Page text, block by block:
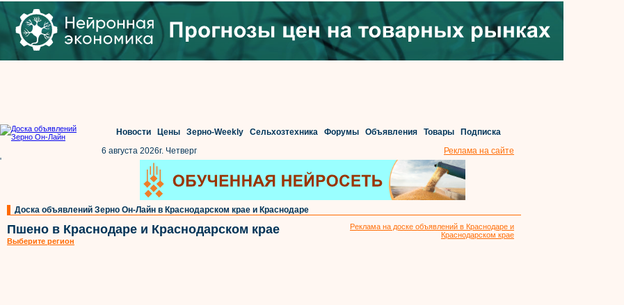
Новости Цены Зерно-Weekly Сельхозтехника Форумы Объявления Товары
Подписка
6 августа 2026г. Четверг
Реклама на сайте
'
Доска объявлений Зерно Он-Лайн в Краснодарском крае и Краснодаре
Пшено в Краснодаре и Краснодарском крае
Выберите регион
Реклама на доске объявлений в Краснодаре и
Краснодарском крае